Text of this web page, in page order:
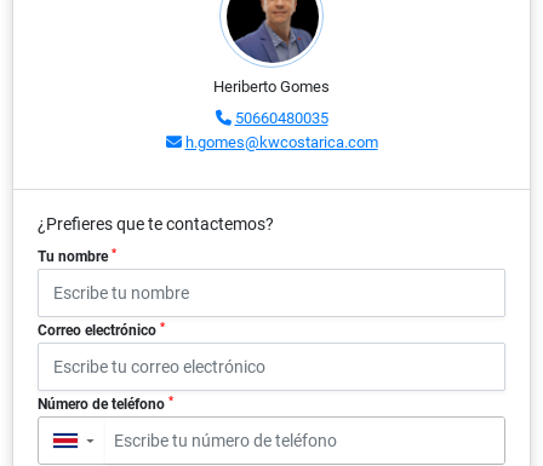
Heriberto Gomes
50660480035
h.gomes@kwcostarica.com
¿Prefieres que te contactemos?
Tu nombre *
Correo electrónico *
Número de teléfono *
▼